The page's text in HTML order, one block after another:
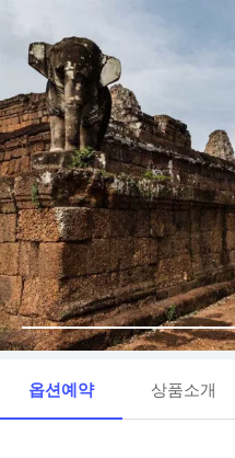
옵션예약 상품소개